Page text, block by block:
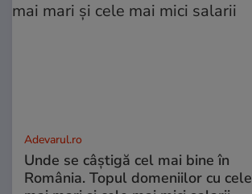
Adevarul.ro
Unde se câștigă cel mai bine în
România. Topul domeniilor cu cele